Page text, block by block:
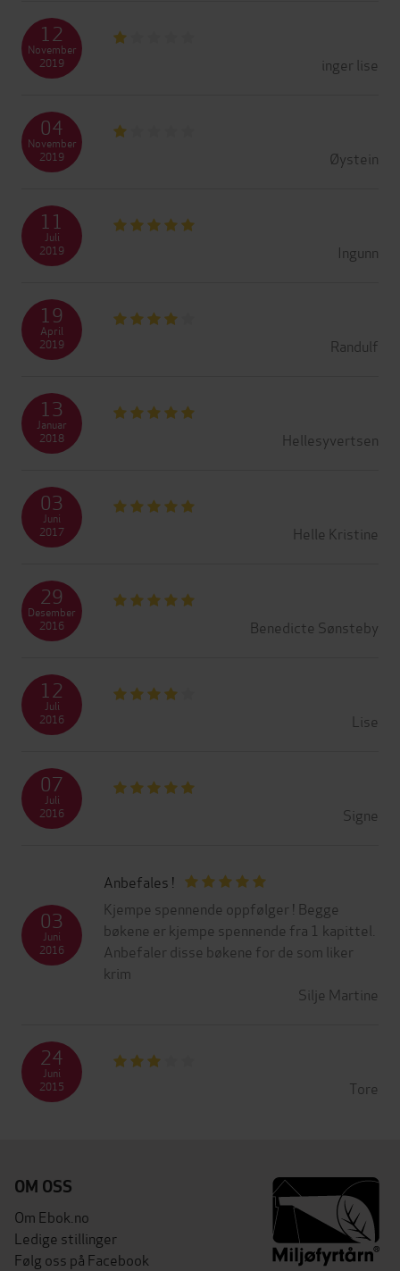
inger lise
12
November
2019
Øystein
04
November
2019
Ingunn
11
Juli
2019
Randulf
19
April
2019
Hellesyvertsen
13
Januar
2018
Helle Kristine
03
Juni
2017
Benedicte Sønsteby
29
Desember
2016
Lise
12
Juli
2016
Signe
07
Juli
2016
Anbefales !
Kjempe spennende oppfølger ! Begge
bøkene er kjempe spennende fra 1 kapittel.
Anbefaler disse bøkene for de som liker
krim
Silje Martine
03
Juni
2016
Tore
24
Juni
2015
OM OSS
Om Ebok.no
Ledige stillinger
Følg oss på Facebook